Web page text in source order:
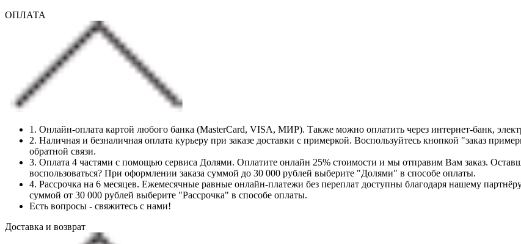
ОПЛАТА
1. Онлайн-оплата картой любого банка (MasterCard, VISA, МИР). Также можно оплатить через интернет-банк,
2. Наличная и безналичная оплата курьеру при заказе доставки с примеркой. Воспользуйтесь кнопкой "заказ
обратной связи.
3. Оплата 4 частями с помощью сервиса Долями. Оплатите онлайн 25% стоимости и мы отправим Вам заказ.
воспользоваться? При оформлении заказа суммой до 30 000 рублей выберите "Долями" в способе оплаты.
4. Рассрочка на 6 месяцев. Ежемесячные равные онлайн-платежи без переплат доступны благодаря нашему
суммой от 30 000 рублей выберите "Рассрочка" в способе оплаты.
Есть вопросы - свяжитесь с нами!
Доставка и возврат